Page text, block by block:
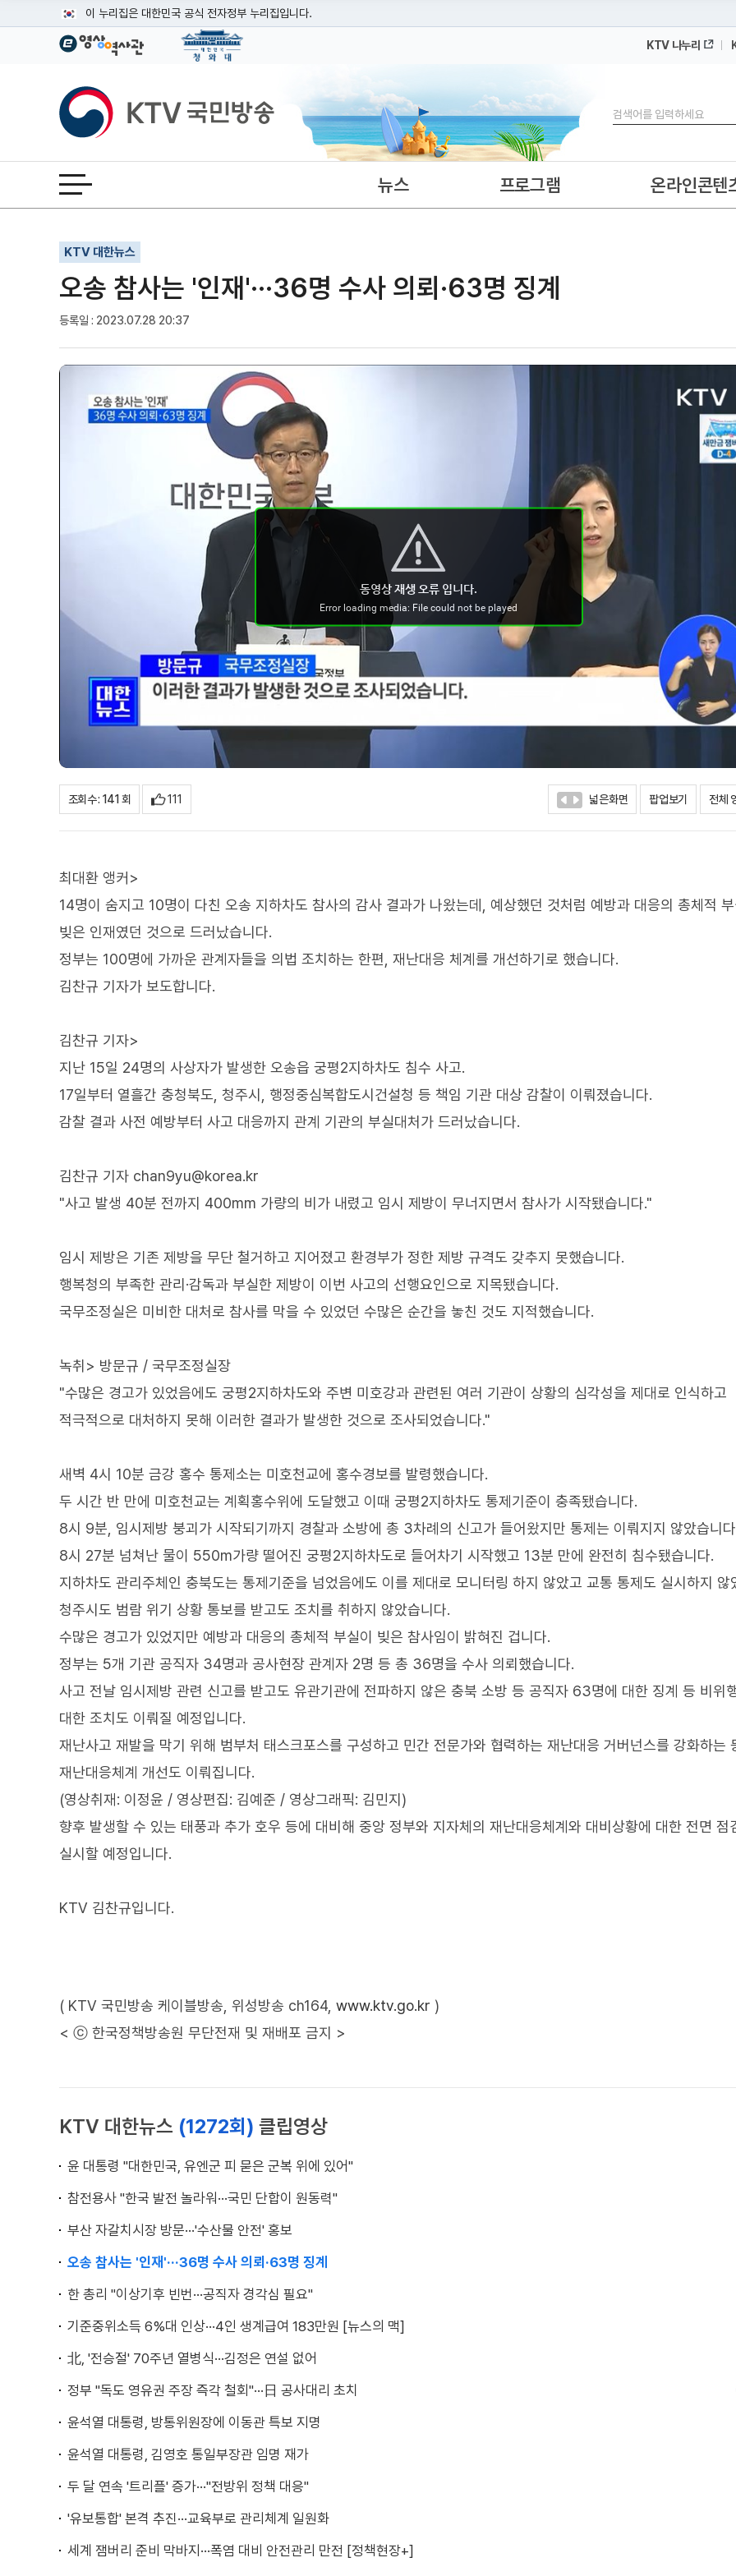
이 누리집은 대한민국 공식 전자정부 누리집입니다.
공식 누리집 주소 확인하기
이밖에 or.kr 또는 .kr등 다른 도메인 주소를 사용하고 있다면 아래 URL에서 도메인 주소를 확인해 보세요
운영중인 공식 누리집보기
KTV 나누리
KTV국민방송
검색
전체메뉴 열기 뉴스 프로그램 온라인콘텐
KTV 대한뉴스
오송 참사는 '인재'···36명 수사 의뢰·63명 징계
등록일 : 2023.07.28 20:37
기사인쇄
글자확대
글자축소
조회수 : 141 회 111 넓은화면 팝업보기 전체
최대환 앵커>
14명이 숨지고 10명이 다친 오송 지하차도 참사의 감사 결과가 나왔는데, 예상했던 것처럼 예방과 대응의 총체적 부
빚은 인재였던 것으로 드러났습니다.
정부는 100명에 가까운 관계자들을 의법 조치하는 한편, 재난대응 체계를 개선하기로 했습니다.
김찬규 기자가 보도합니다.
김찬규 기자>
지난 15일 24명의 사상자가 발생한 오송읍 궁평2지하차도 침수 사고.
17일부터 열흘간 충청북도, 청주시, 행정중심복합도시건설청 등 책임 기관 대상 감찰이 이뤄졌습니다.
감찰 결과 사전 예방부터 사고 대응까지 관계 기관의 부실대처가 드러났습니다.
김찬규 기자 chan9yu@korea.kr
"사고 발생 40분 전까지 400mm 가량의 비가 내렸고 임시 제방이 무너지면서 참사가 시작됐습니다."
임시 제방은 기존 제방을 무단 철거하고 지어졌고 환경부가 정한 제방 규격도 갖추지 못했습니다.
행복청의 부족한 관리·감독과 부실한 제방이 이번 사고의 선행요인으로 지목됐습니다.
국무조정실은 미비한 대처로 참사를 막을 수 있었던 수많은 순간을 놓친 것도 지적했습니다.
녹취> 방문규 / 국무조정실장
"수많은 경고가 있었음에도 궁평2지하차도와 주변 미호강과 관련된 여러 기관이 상황의 심각성을 제대로 인식하고
적극적으로 대처하지 못해 이러한 결과가 발생한 것으로 조사되었습니다."
새벽 4시 10분 금강 홍수 통제소는 미호천교에 홍수경보를 발령했습니다.
두 시간 반 만에 미호천교는 계획홍수위에 도달했고 이때 궁평2지하차도 통제기준이 충족됐습니다.
8시 9분, 임시제방 붕괴가 시작되기까지 경찰과 소방에 총 3차례의 신고가 들어왔지만 통제는 이뤄지지 않았습니
8시 27분 넘쳐난 물이 550m가량 떨어진 궁평2지하차도로 들어차기 시작했고 13분 만에 완전히 침수됐습니다.
지하차도 관리주체인 충북도는 통제기준을 넘었음에도 이를 제대로 모니터링 하지 않았고 교통 통제도 실시하지 않
청주시도 범람 위기 상황 통보를 받고도 조치를 취하지 않았습니다.
수많은 경고가 있었지만 예방과 대응의 총체적 부실이 빚은 참사임이 밝혀진 겁니다.
정부는 5개 기관 공직자 34명과 공사현장 관계자 2명 등 총 36명을 수사 의뢰했습니다.
사고 전날 임시제방 관련 신고를 받고도 유관기관에 전파하지 않은 충북 소방 등 공직자 63명에 대한 징계 등 비위
대한 조치도 이뤄질 예정입니다.
재난사고 재발을 막기 위해 범부처 태스크포스를 구성하고 민간 전문가와 협력하는 재난대응 거버넌스를 강화하는
재난대응체계 개선도 이뤄집니다.
(영상취재: 이정윤 / 영상편집: 김예준 / 영상그래픽: 김민지)
향후 발생할 수 있는 태풍과 추가 호우 등에 대비해 중앙 정부와 지자체의 재난대응체계와 대비상황에 대한 전면 점
실시할 예정입니다.
KTV 김찬규입니다.
( KTV 국민방송 케이블방송, 위성방송 ch164, www.ktv.go.kr )
< ⓒ 한국정책방송원 무단전재 및 재배포 금지 >
KTV 대한뉴스 (1272회) 클립영상
윤 대통령 "대한민국, 유엔군 피 묻은 군복 위에 있어"
참전용사 "한국 발전 놀라워···국민 단합이 원동력"
부산 자갈치시장 방문···'수산물 안전' 홍보
오송 참사는 '인재'···36명 수사 의뢰·63명 징계
한 총리 "이상기후 빈번···공직자 경각심 필요"
기준중위소득 6%대 인상···4인 생계급여 183만원 [뉴스의 맥]
北, '전승절' 70주년 열병식···김정은 연설 없어
정부 "독도 영유권 주장 즉각 철회"···日 공사대리 초치
윤석열 대통령, 방통위원장에 이동관 특보 지명
윤석열 대통령, 김영호 통일부장관 임명 재가
두 달 연속 '트리플' 증가···"전방위 정책 대응"
'유보통합' 본격 추진···교육부로 관리체계 일원화
세계 잼버리 준비 막바지···폭염 대비 안전관리 만전 [정책현장+]